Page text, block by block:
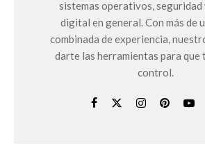
sistemas operativos, seguridad
digital en general. Con más de
combinada de experiencia,
darte las herramientas para que
control.